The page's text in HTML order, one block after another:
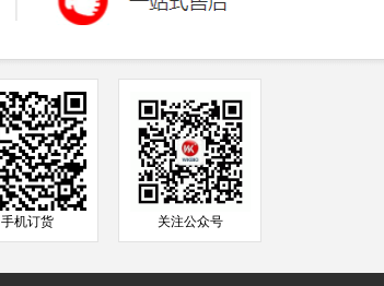
手机订货
关注公众号